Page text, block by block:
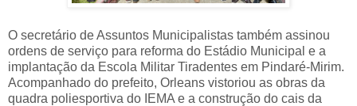
O secretário de Assuntos Municipalistas também assinou
ordens de serviço para reforma do Estádio Municipal e a
implantação da Escola Militar Tiradentes em Pindaré-Mirim.
Acompanhado do prefeito, Orleans vistoriou as obras da
quadra poliesportiva do IEMA e a construção do cais da